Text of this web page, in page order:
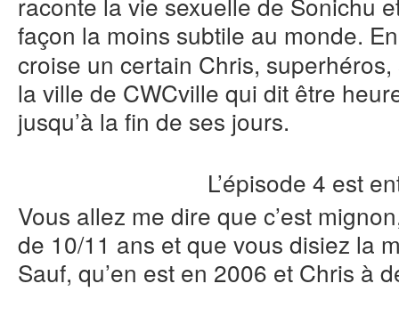
façon la moins subtile au monde.
croise un certain Chris,
la ville de CWCville qui dit être
jusqu’à la fin de ses jours.
L’épisode 4 est
Vous allez me dire que c’est
de 10/11 ans et que vous disiez la
Sauf, qu’en est en 2006 et Chris à